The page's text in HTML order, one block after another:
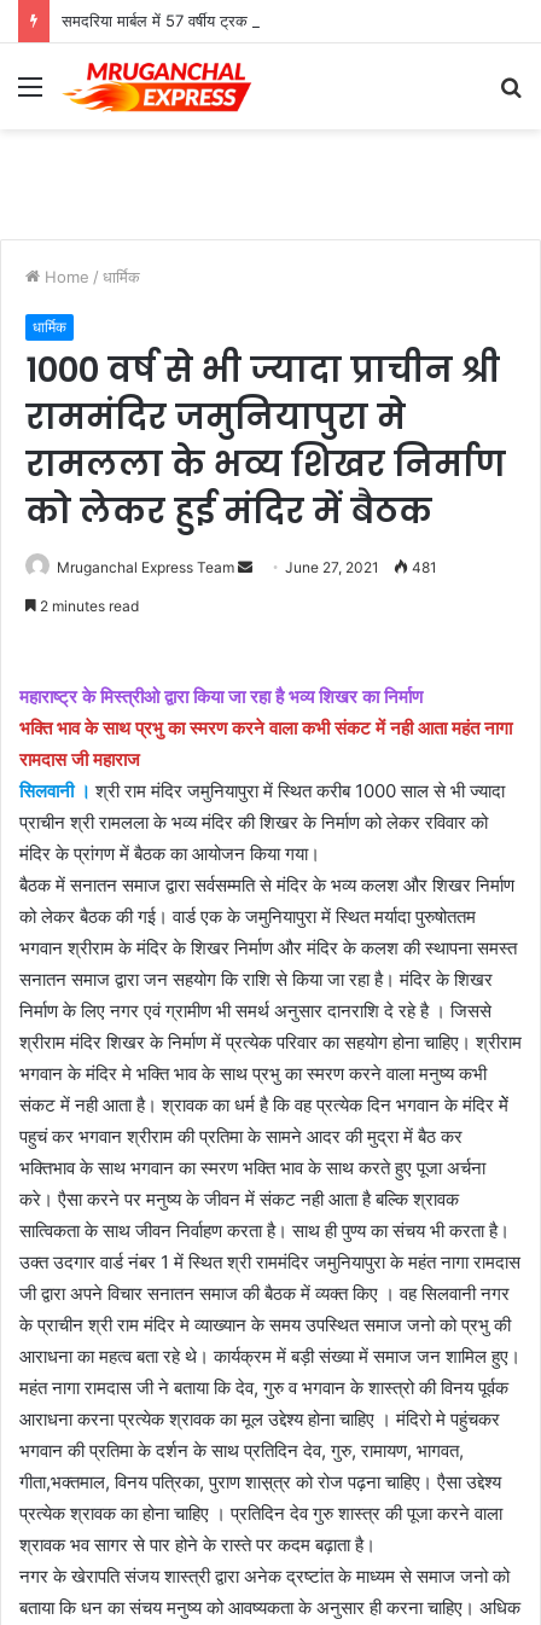
Menu
Home / धार्मिक
धार्मिक
1000 वर्ष से भी ज्यादा प्राचीन श्री
राममंदिर जमुनियापुरा मे
रामलला के भव्य शिखर निर्माण
को लेकर हुई मंदिर में बैठक
Mruganchal Express Team
Send June 27, 2021 481
2 minutes read
महाराष्ट्र के मिस्त्रीओ द्वारा किया जा रहा है भव्य शिखर का निर्माण
भक्ति भाव के साथ प्रभु का स्मरण करने वाला कभी संकट में नही आता महंत नागा
रामदास जी महाराज
सिलवानी ।श्री राम मंदिर जमुनियापुरा में स्थित करीब 1000 साल से भी ज्यादा
प्राचीन श्री रामलला के भव्य मंदिर की शिखर के निर्माण को लेकर रविवार को
मंदिर के प्रांगण में बैठक का आयोजन किया गया।
बैठक में सनातन समाज द्वारा सर्वसम्मति से मंदिर के भव्य कलश और शिखर निर्माण
को लेकर बैठक की गई। वार्ड एक के जमुनियापुरा में स्थित मर्यादा पुरुषोततम
भगवान श्रीराम के मंदिर के शिखर निर्माण और मंदिर के कलश की स्थापना समस्त
सनातन समाज द्वारा जन सहयोग कि राशि से किया जा रहा है। मंदिर के शिखर
निर्माण के लिए नगर एवं ग्रामीण भी समर्थ अनुसार दानराशि दे रहे है । जिससे
श्रीराम मंदिर शिखर के निर्माण में प्रत्येक परिवार का सहयोग होना चाहिए। श्रीराम
भगवान के मंदिर मे भक्ति भाव के साथ प्रभु का स्मरण करने वाला मनुष्य कभी
संकट में नही आता है। श्रावक का धर्म है कि वह प्रत्येक दिन भगवान के मंदिर मेें
पहुचं कर भगवान श्रीराम की प्रतिमा के सामने आदर की मुद्रा में बैठ कर
भक्तिभाव के साथ भगवान का स्मरण भक्ति भाव के साथ करते हुए पूजा अर्चना
करे। एैसा करने पर मनुष्य के जीवन में संकट नही आता है बल्कि श्रावक
सात्विकता के साथ जीवन निर्वाहण करता है। साथ ही पुण्य का संचय भी करता है।
उक्त उदगार वार्ड नंबर 1 में स्थित श्री राममंदिर जमुनियापुरा के महंत नागा रामदास
जी द्वारा अपने विचार सनातन समाज की बैठक में व्यक्त किए । वह सिलवानी नगर
के प्राचीन श्री राम मंदिर मे व्याख्यान के समय उपस्थित समाज जनो को प्रभु की
आराधना का महत्व बता रहे थे। कार्यक्रम में बड़ी संख्या में समाज जन शामिल हुए।
महंत नागा रामदास जी ने बताया कि देव, गुरु व भगवान के शास्त्रो की विनय पूर्वक
आराधना करना प्रत्येक श्रावक का मूल उद्देश्य होना चाहिए । मंदिरो मे पहुंचकर
भगवान की प्रतिमा के दर्शन के साथ प्रतिदिन देव, गुरु, रामायण, भागवत,
गीता,भक्तमाल, विनय पत्रिका, पुराण शास़्त्र को रोज पढ़ना चाहिए। एैसा उद्देश्य
प्रत्येक श्रावक का होना चाहिए । प्रतिदिन देव गुरु शास्त्र की पूजा करने वाला
श्रावक भव सागर से पार होने के रास्ते पर कदम बढ़ाता है।
नगर के खेरापति संजय शास्त्री द्वारा अनेक द्रष्टांत के माध्यम से समाज जनो को
बताया कि धन का संचय मनुष्य को आवष्यकता के अनुसार ही करना चाहिए। अधिक